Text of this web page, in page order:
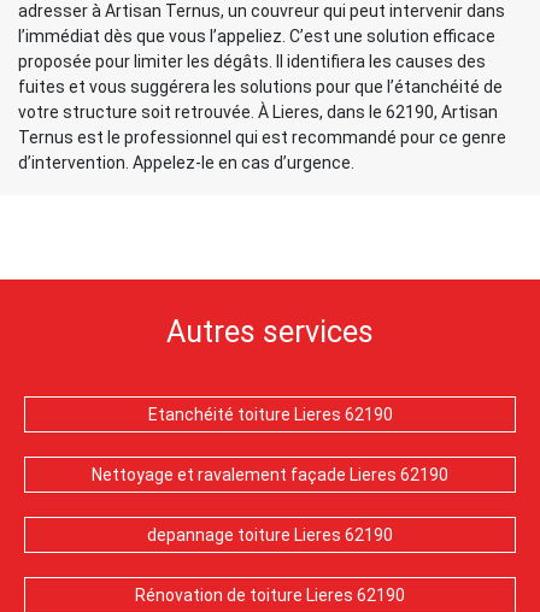
adresser à Artisan Ternus, un couvreur qui peut intervenir dans
l’immédiat dès que vous l’appeliez. C’est une solution efficace
proposée pour limiter les dégâts. Il identifiera les causes des
fuites et vous suggérera les solutions pour que l’étanchéité de
votre structure soit retrouvée. À Lieres, dans le 62190, Artisan
Ternus est le professionnel qui est recommandé pour ce genre
d’intervention. Appelez-le en cas d’urgence.
Autres services
Etanchéité toiture Lieres 62190
Nettoyage et ravalement façade Lieres 62190
depannage toiture Lieres 62190
Rénovation de toiture Lieres 62190